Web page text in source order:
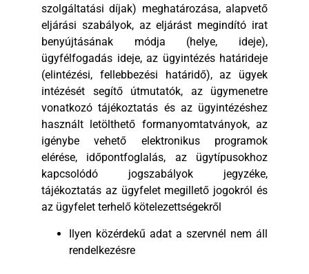
szolgáltatási díjak) meghatározása, alapvető
eljárási szabályok, az eljárást megindító irat
benyújtásának módja (helye, ideje),
ügyfélfogadás ideje, az ügyintézés határideje
(elintézési, fellebbezési határidő), az ügyek
intézését segítő útmutatók, az ügymenetre
vonatkozó tájékoztatás és az ügyintézéshez
használt letölthető formanyomtatványok, az
igénybe vehető elektronikus programok
elérése, időpontfoglalás, az ügytípusokhoz
kapcsolódó jogszabályok jegyzéke,
tájékoztatás az ügyfelet megillető jogokról és
az ügyfelet terhelő kötelezettségekről
Ilyen közérdekű adat a szervnél nem áll
rendelkezésre